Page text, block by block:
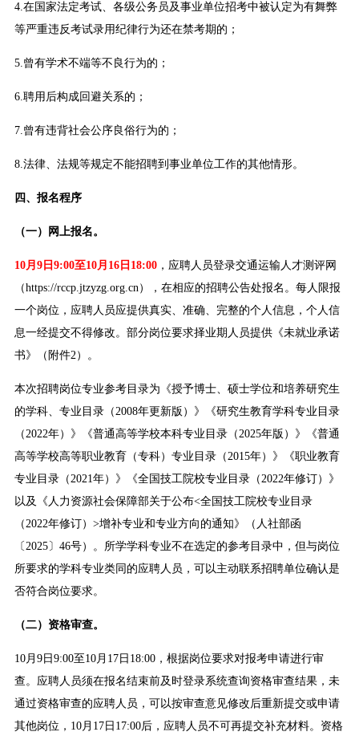
4.在国家法定考试、各级公务员及事业单位招考中被认定为有舞弊
等严重违反考试录用纪律行为还在禁考期的；
5.曾有学术不端等不良行为的；
6.聘用后构成回避关系的；
7.曾有违背社会公序良俗行为的；
8.法律、法规等规定不能招聘到事业单位工作的其他情形。
四、报名程序
（一）网上报名。
10月9日9:00至10月16日18:00，应聘人员登录交通运输人才测评网
（https://rccp.jtzyzg.org.cn），在相应的招聘公告处报名。每人限报
一个岗位，应聘人员应提供真实、准确、完整的个人信息，个人信
息一经提交不得修改。部分岗位要求择业期人员提供《未就业承诺
书》（附件2）。
本次招聘岗位专业参考目录为《授予博士、硕士学位和培养研究生
的学科、专业目录（2008年更新版）》《研究生教育学科专业目录
（2022年）》《普通高等学校本科专业目录（2025年版）》《普通
高等学校高等职业教育（专科）专业目录（2015年）》《职业教育
专业目录（2021年）》《全国技工院校专业目录（2022年修订）》
以及《人力资源社会保障部关于公布<全国技工院校专业目录
（2022年修订）>增补专业和专业方向的通知》（人社部函
〔2025〕46号）。所学学科专业不在选定的参考目录中，但与岗位
所要求的学科专业类同的应聘人员，可以主动联系招聘单位确认是
否符合岗位要求。
（二）资格审查。
10月9日9:00至10月17日18:00，根据岗位要求对报考申请进行审
查。应聘人员须在报名结束前及时登录系统查询资格审查结果，未
通过资格审查的应聘人员，可以按审查意见修改后重新提交或申请
其他岗位，10月17日17:00后，应聘人员不可再提交补充材料。资格